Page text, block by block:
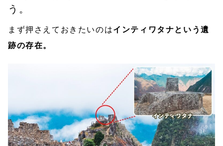
う。
まず押さえておきたいのはインティワタナという遺
跡の存在。